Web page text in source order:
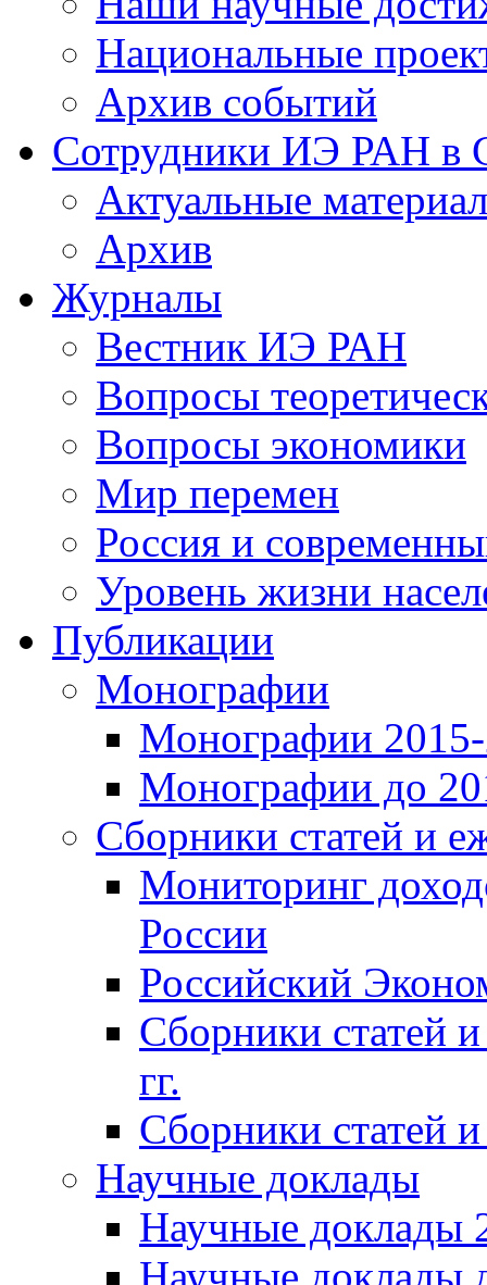
Национальные
Архив событий
Сотрудники ИЭ РАН
Актуальные
Архив
Журналы
Вестник ИЭ РАН
Вопросы
Вопросы экономики
Мир перемен
Россия и
Уровень жизни
Публикации
Монографии
Монографии 2015-
Монографии до
Сборники статей и
Мониторинг
России
Российский
Сборники статей
гг.
Сборники статей
Научные доклады
Научные доклады
Научные доклады